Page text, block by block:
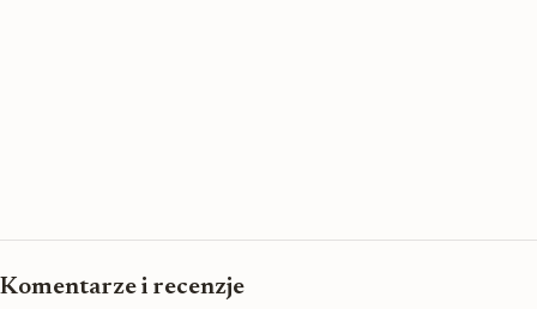
Komentarze i recenzje